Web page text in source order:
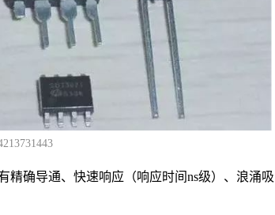
精确导通、快速响应（响应时间ns级）、浪涌吸